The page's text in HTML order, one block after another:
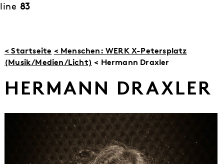
line 83
< Startseite < Menschen: WERK X-Petersplatz
(Musik/Medien/Licht) < Hermann Draxler
HERMANN DRAXLER